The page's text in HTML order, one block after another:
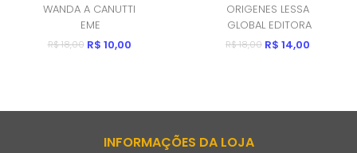
WANDA A CANUTTI
EME
R$ 18,00 R$ 10,00
ORIGENES LESSA
GLOBAL EDITORA
R$ 18,00 R$ 14,00
INFORMAÇÕES DA LOJA